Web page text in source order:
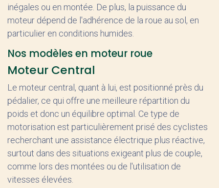
inégales ou en montée. De plus, la puissance du
moteur dépend de l'adhérence de la roue au sol, en
particulier en conditions humides.
Nos modèles en moteur roue
Moteur Central
Le moteur central, quant à lui, est positionné près du
pédalier, ce qui offre une meilleure répartition du
poids et donc un équilibre optimal. Ce type de
motorisation est particulièrement prisé des cyclistes
recherchant une assistance électrique plus réactive,
surtout dans des situations exigeant plus de couple,
comme lors des montées ou de l'utilisation de
vitesses élevées.